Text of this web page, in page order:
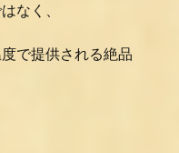
なく、
で提供される絶品